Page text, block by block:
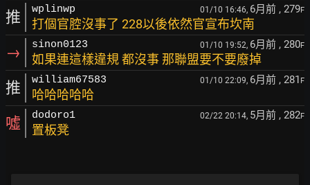
推 wplinwp 01/10 16:46, 6月前 , 279F
打個官腔沒事了 228以後依然官宣布坎南
→ sinon0123 01/10 19:52, 6月前 , 280F
如果連這樣違規 都沒事 那聯盟要不要廢掉
推 william67583 01/10 22:09, 6月前 , 281 F
哈哈哈哈哈
噓 dodoro1 02/22 20:14, 5月前 , 282F
置板凳